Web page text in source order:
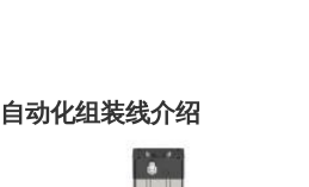
自动化组装线介绍